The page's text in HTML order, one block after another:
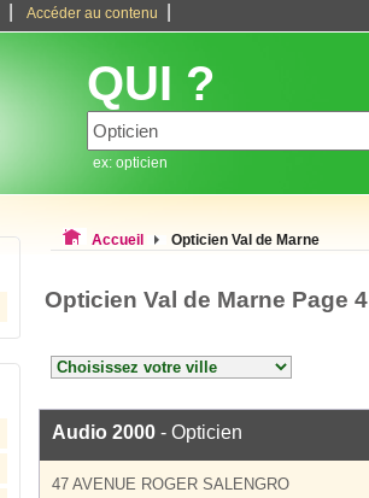
Accéder au contenu
QUI ?
ex: opticien
Accueil Opticien Val de Marne
Opticien Val de Marne Page 4
Audio 2000 - Opticien
47 AVENUE ROGER SALENGRO